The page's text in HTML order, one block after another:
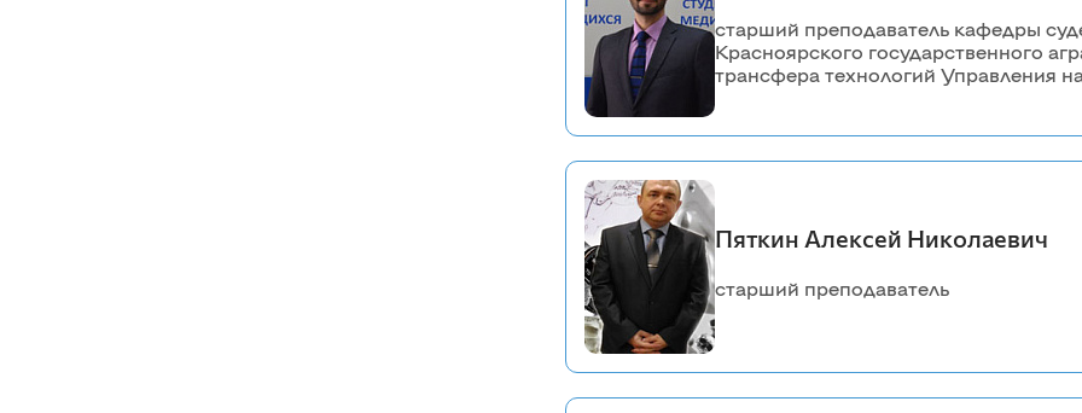
старший преподаватель кафедры
Красноярского государственного
трансфера технологий Управления
Пяткин Алексей Николаевич
старший преподаватель